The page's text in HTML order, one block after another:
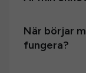
När börjar
fungera?